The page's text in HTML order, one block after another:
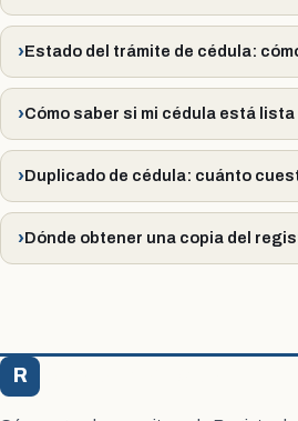
Estado del trámite de cédula:
Cómo saber si mi cédula está
Duplicado de cédula: cuánto
Dónde obtener una copia del
R